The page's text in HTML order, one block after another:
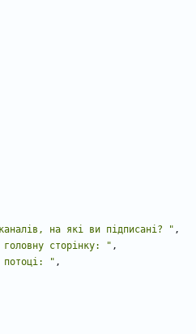
на які ви підписані? " ,
сторінку: " ,
потоці: " ,